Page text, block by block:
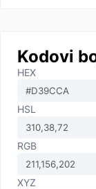
Kodovi
HEX
HSL
RGB
XYZ